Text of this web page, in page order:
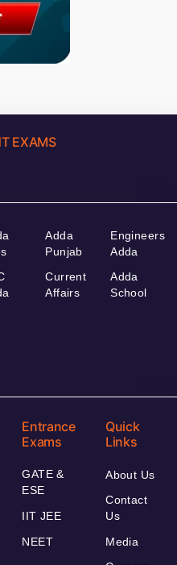
EXAMS
Adda
Punjab
Current
Affairs
Engineers
Adda
Adda
School
Entrance
Exams
GATE &
ESE
IIT JEE
NEET
Quick
Links
About Us
Contact
Us
Media